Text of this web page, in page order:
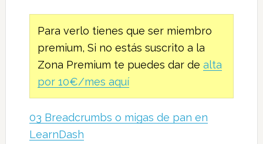
Para verlo tienes que ser miembro
premium, Si no estás suscrito a la
Zona Premium te puedes dar de alta
por 10€/mes aquí
03 Breadcrumbs o migas de pan en
LearnDash